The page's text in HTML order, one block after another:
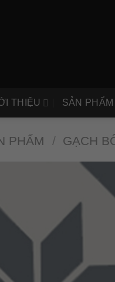
THIỆU SẢN PHẨM
PHẨM / GẠCH